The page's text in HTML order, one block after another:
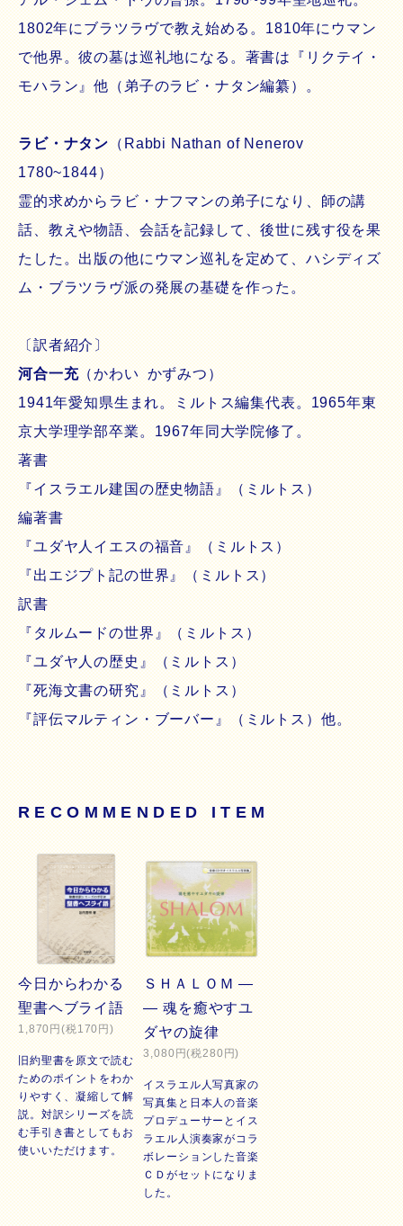
1802年にブラツラヴで教え始める。1810年にウマン
で他界。彼の墓は巡礼地になる。著書は『リクテイ・
モハラン』他（弟子のラビ・ナタン編纂）。
ラビ・ナタン（Rabbi Nathan of Nenerov
1780~1844）
霊的求めからラビ・ナフマンの弟子になり、師の講
話、教えや物語、会話を記録して、後世に残す役を果
たした。出版の他にウマン巡礼を定めて、ハシディズ
ム・ブラツラヴ派の発展の基礎を作った。
〔訳者紹介〕
河合一充（かわい かずみつ）
1941年愛知県生まれ。ミルトス編集代表。1965年東
京大学理学部卒業。1967年同大学院修了。
著書
『イスラエル建国の歴史物語』（ミルトス）
編著書
『ユダヤ人イエスの福音』（ミルトス）
『出エジプト記の世界』（ミルトス）
訳書
『タルムードの世界』（ミルトス）
『ユダヤ人の歴史』（ミルトス）
『死海文書の研究』（ミルトス）
『評伝マルティン・ブーバー』（ミルトス）他。
RECOMMENDED ITEM
今日からわかる
聖書ヘブライ語
1,870円(税170円)
旧約聖書を原文で読む
ためのポイントをわか
りやすく、凝縮して解
説。対訳シリーズを読
む手引き書としてもお
使いいただけます。
ＳＨＡＬＯＭ ―
― 魂を癒やすユ
ダヤの旋律
3,080円(税280円)
イスラエル人写真家の
写真集と日本人の音楽
プロデューサーとイス
ラエル人演奏家がコラ
ボレーションした音楽
ＣＤがセットになりま
した。